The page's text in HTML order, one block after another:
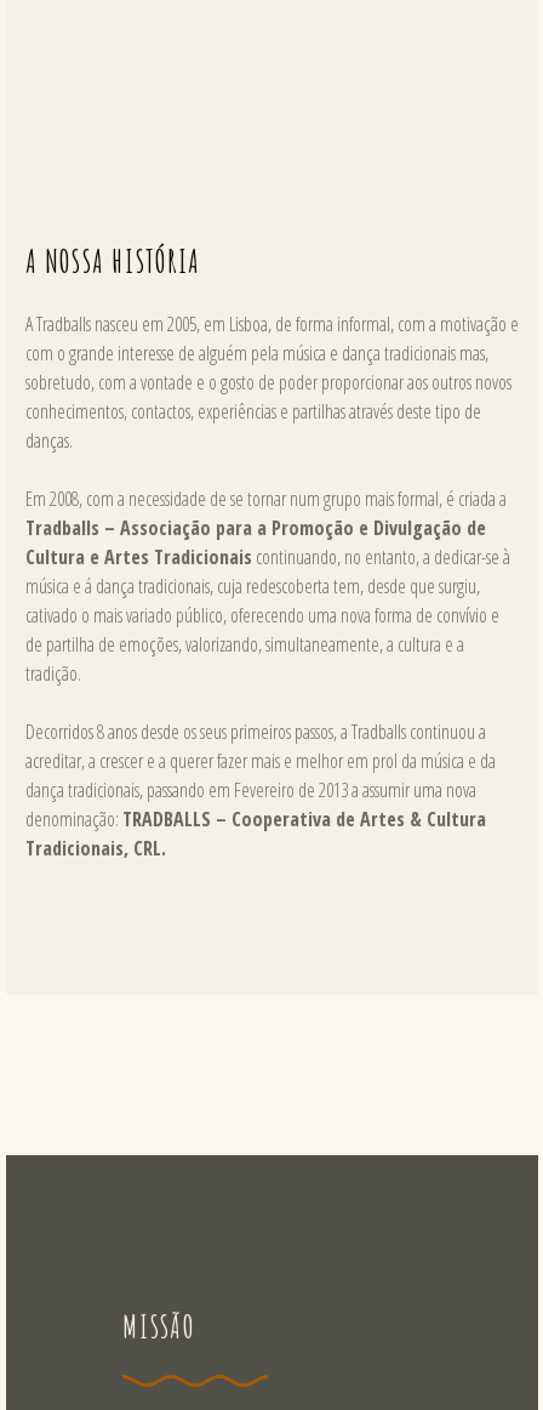
A NOSSA HISTÓRIA
A Tradballs nasceu em 2005, em Lisboa, de forma informal, com a motivação e
com o grande interesse de alguém pela música e dança tradicionais mas,
sobretudo, com a vontade e o gosto de poder proporcionar aos outros novos
conhecimentos, contactos, experiências e partilhas através deste tipo de
danças.
Em 2008, com a necessidade de se tornar num grupo mais formal, é criada a
Tradballs – Associação para a Promoção e Divulgação de
Cultura e Artes Tradicionais continuando, no entanto, a dedicar-se à
música e á dança tradicionais, cuja redescoberta tem, desde que surgiu,
cativado o mais variado público, oferecendo uma nova forma de convívio e
de partilha de emoções, valorizando, simultaneamente, a cultura e a
tradição.
Decorridos 8 anos desde os seus primeiros passos, a Tradballs continuou a
acreditar, a crescer e a querer fazer mais e melhor em prol da música e da
dança tradicionais, passando em Fevereiro de 2013 a assumir uma nova
denominação: TRADBALLS – Cooperativa de Artes & Cultura
Tradicionais, CRL.
MISSÃO